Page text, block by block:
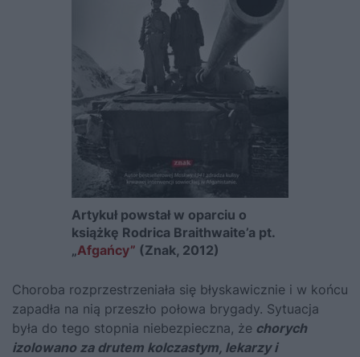
Artykuł powstał w oparciu o
książkę Rodrica Braithwaite’a pt.
„Afgańcy” (Znak, 2012)
Choroba rozprzestrzeniała się błyskawicznie i w końcu
zapadła na nią przeszło połowa brygady. Sytuacja
była do tego stopnia niebezpieczna, że chorych
izolowano za drutem kolczastym, lekarzy i